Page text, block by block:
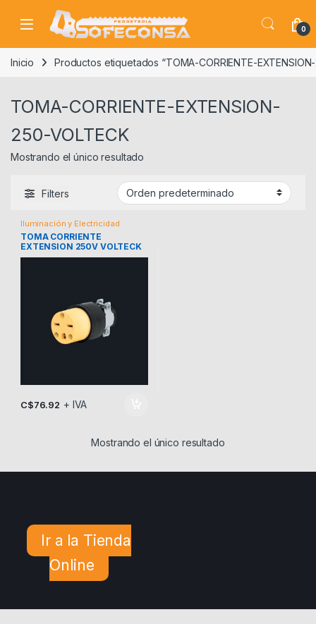
Skip to navigation
Skip to content
0
Inicio Productos etiquetados “TOMA-CORRIENTE-
TOMA-CORRIENTE-EXTENSION-
250-VOLTECK
Mostrando el único resultado
Filters
Iluminación y Electricidad
TOMA CORRIENTE
EXTENSION 250V VOLTECK
C$76.92 + IVA
Mostrando el único resultado
Ir a la Tienda
Online